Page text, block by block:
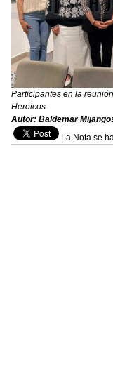
Participantes en la
Heroicos
Autor: Baldemar
La Nota se